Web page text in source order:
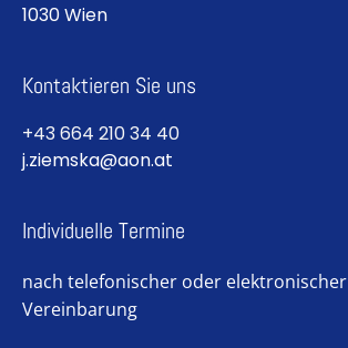
1030 Wien
Kontaktieren Sie uns
+43 664 210 34 40
j.ziemska@aon.at
Individuelle Termine
nach telefonischer oder elektronischer
Vereinbarung